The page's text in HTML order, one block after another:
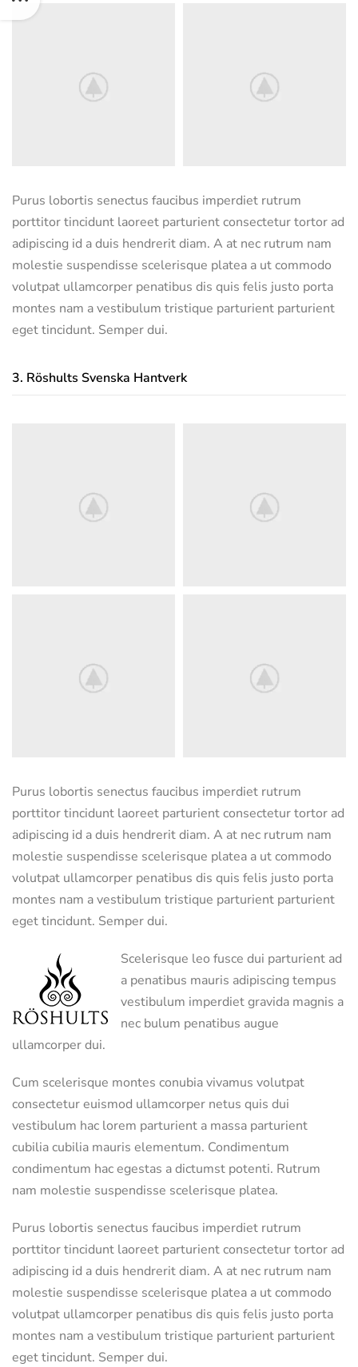
Purus lobortis senectus faucibus imperdiet rutrum
porttitor tincidunt laoreet parturient consectetur tortor ad
adipiscing id a duis hendrerit diam. A at nec rutrum nam
molestie suspendisse scelerisque platea a ut commodo
volutpat ullamcorper penatibus dis quis felis justo porta
montes nam a vestibulum tristique parturient parturient
eget tincidunt. Semper dui.
3. Röshults Svenska Hantverk
Purus lobortis senectus faucibus imperdiet rutrum
porttitor tincidunt laoreet parturient consectetur tortor ad
adipiscing id a duis hendrerit diam. A at nec rutrum nam
molestie suspendisse scelerisque platea a ut commodo
volutpat ullamcorper penatibus dis quis felis justo porta
montes nam a vestibulum tristique parturient parturient
eget tincidunt. Semper dui.
Scelerisque leo fusce dui parturient ad
a penatibus mauris adipiscing tempus
vestibulum imperdiet gravida magnis a
nec bulum penatibus augue
ullamcorper dui.
Cum scelerisque montes conubia vivamus volutpat
consectetur euismod ullamcorper netus quis dui
vestibulum hac lorem parturient a massa parturient
cubilia cubilia mauris elementum. Condimentum
condimentum hac egestas a dictumst potenti. Rutrum
nam molestie suspendisse scelerisque platea.
Purus lobortis senectus faucibus imperdiet rutrum
porttitor tincidunt laoreet parturient consectetur tortor ad
adipiscing id a duis hendrerit diam. A at nec rutrum nam
molestie suspendisse scelerisque platea a ut commodo
volutpat ullamcorper penatibus dis quis felis justo porta
montes nam a vestibulum tristique parturient parturient
eget tincidunt. Semper dui.